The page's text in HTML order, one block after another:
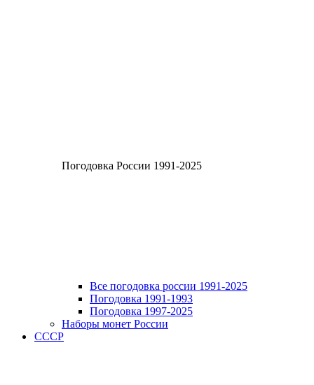
Погодовка России 1991-2025
Все погодовка россии 1991-2025
Погодовка 1991-1993
Погодовка 1997-2025
Наборы монет России
СССР